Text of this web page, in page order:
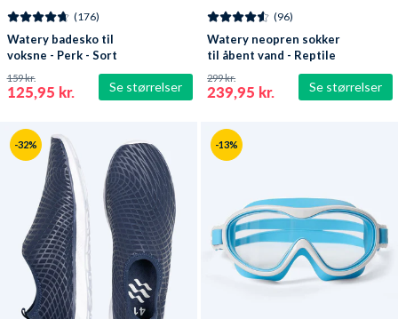
Se størrelser
(176)
Watery badesko til
voksne - Perk - Sort
125,95 kr.
159 kr.
Se størrelser
(96)
Watery neopren sokker
til åbent vand - Reptile
(3 mm) - Sort
239,95 kr.
299 kr.
-32% -13%